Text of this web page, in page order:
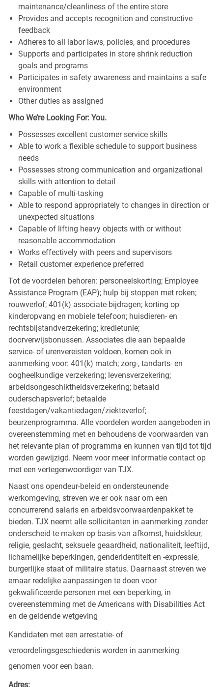
maintenance/cleanliness of the entire store
Provides and accepts recognition and constructive
feedback
Adheres to all labor laws, policies, and procedures
Supports and participates in store shrink reduction
goals and programs
Participates in safety awareness and maintains a safe
environment
Other duties as assigned
Who We’re Looking For: You.
Possesses excellent customer service skills
Able to work a flexible schedule to support business
needs
Possesses strong communication and organizational
skills with attention to detail
Capable of multi-tasking
Able to respond appropriately to changes in direction or
unexpected situations
Capable of lifting heavy objects with or without
reasonable accommodation
Works effectively with peers and supervisors
Retail customer experience preferred
Tot de voordelen behoren: personeelskorting; Employee
Assistance Program (EAP); hulp bij stoppen met roken;
rouwverlof; 401(k) associate-bijdragen; korting op
kinderopvang en mobiele telefoon; huisdieren- en
rechtsbijstandverzekering; kredietunie;
doorverwijsbonussen. Associates die aan bepaalde
service- of urenvereisten voldoen, komen ook in
aanmerking voor: 401(k) match; zorg-, tandarts- en
oogheelkundige verzekering; levensverzekering;
arbeidsongeschiktheidsverzekering; betaald
ouderschapsverlof; betaalde
feestdagen/vakantiedagen/ziekteverlof;
beurzenprogramma. Alle voordelen worden aangeboden in
overeenstemming met en behoudens de voorwaarden van
het relevante plan of programma en kunnen van tijd tot tijd
worden gewijzigd. Neem voor meer informatie contact op
met een vertegenwoordiger van TJX.
Naast ons opendeur-beleid en ondersteunende
werkomgeving, streven we er ook naar om een
concurrerend salaris en arbeidsvoorwaardenpakket te
bieden. TJX neemt alle sollicitanten in aanmerking zonder
onderscheid te maken op basis van afkomst, huidskleur,
religie, geslacht, seksuele geaardheid, nationaliteit, leeftijd,
lichamelijke beperkingen, genderidentiteit en -expressie,
burgerlijke staat of militaire status. Daarnaast streven we
ernaar redelijke aanpassingen te doen voor
gekwalificeerde personen met een beperking, in
overeenstemming met de Americans with Disabilities Act
en de geldende wetgeving
Kandidaten met een arrestatie- of
veroordelingsgeschiedenis worden in aanmerking
genomen voor een baan.
Adres: